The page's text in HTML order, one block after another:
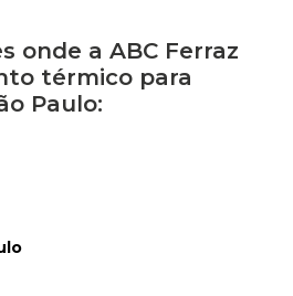
onde a ABC Ferraz
térmico para
Paulo: